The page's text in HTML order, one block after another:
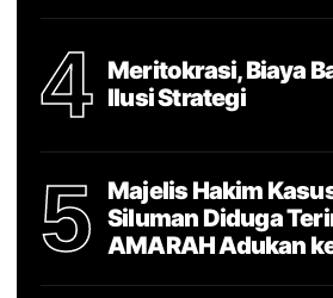
4
Meritokrasi, Biaya
Ilusi Strategi
5
Majelis Hakim
Siluman Diduga
AMARAH Adukan